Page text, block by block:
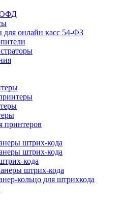
ОФД
онлайн касс 54-ФЗ
принтеров
штрих-кода
штрих-кода
кода
штрих-кода
кольцо для штрихкода